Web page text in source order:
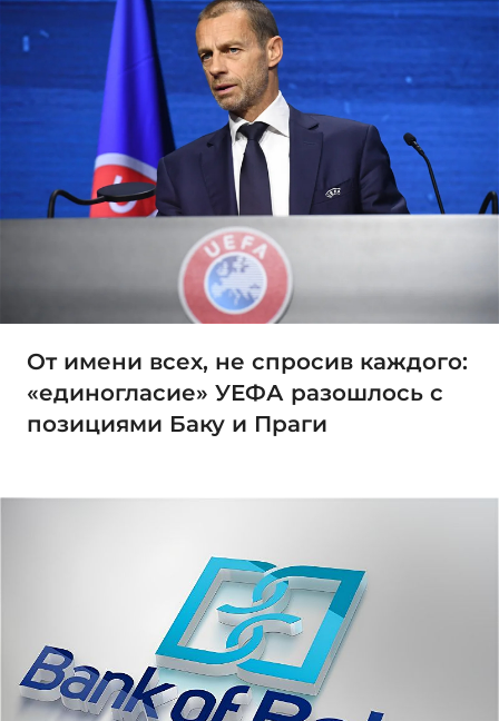
От имени всех, не спросив каждого:
«единогласие» УЕФА разошлось с
позициями Баку и Праги